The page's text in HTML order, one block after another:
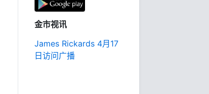
金市视讯
James Rickards 4月17
日访问广播